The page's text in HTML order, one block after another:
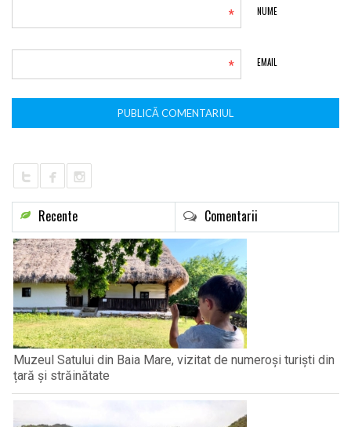
NUME
*
EMAIL
*
Recente Comentarii
Muzeul Satului din Baia Mare, vizitat de numeroși turiști din
țară și străinătate